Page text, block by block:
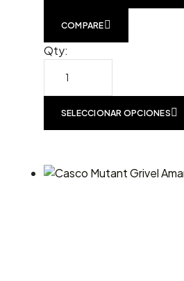
COMPARE
Qty:
SELECCIONAR OPCIONES